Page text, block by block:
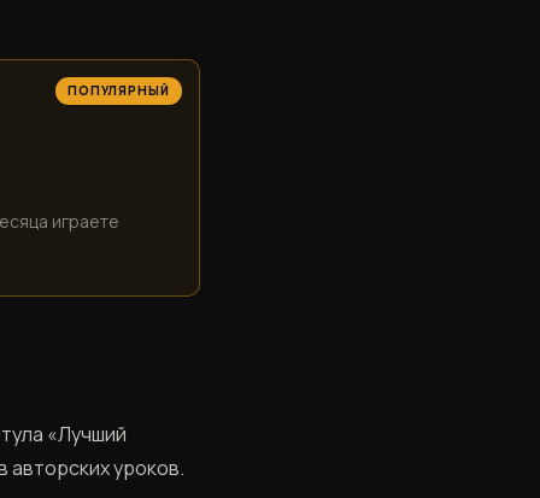
ПОПУЛЯРНЫЙ
играете
«Лучший
авторских уроков.